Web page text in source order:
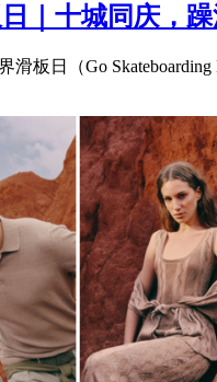
｜十城同庆，
板日（Go